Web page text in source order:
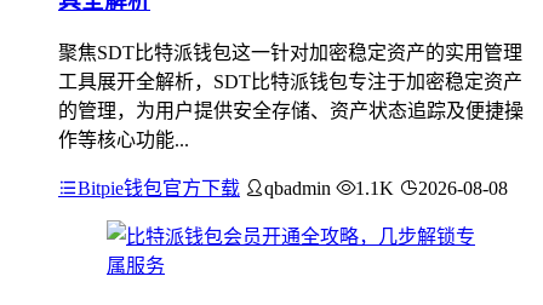
聚焦SDT比特派钱包这一针对加密稳定资产的实用管理
工具展开全解析，SDT比特派钱包专注于加密稳定资产
的管理，为用户提供安全存储、资产状态追踪及便捷操
作等核心功能...
Bitpie钱包官方下载 qbadmin 1.1K 2026-08-08